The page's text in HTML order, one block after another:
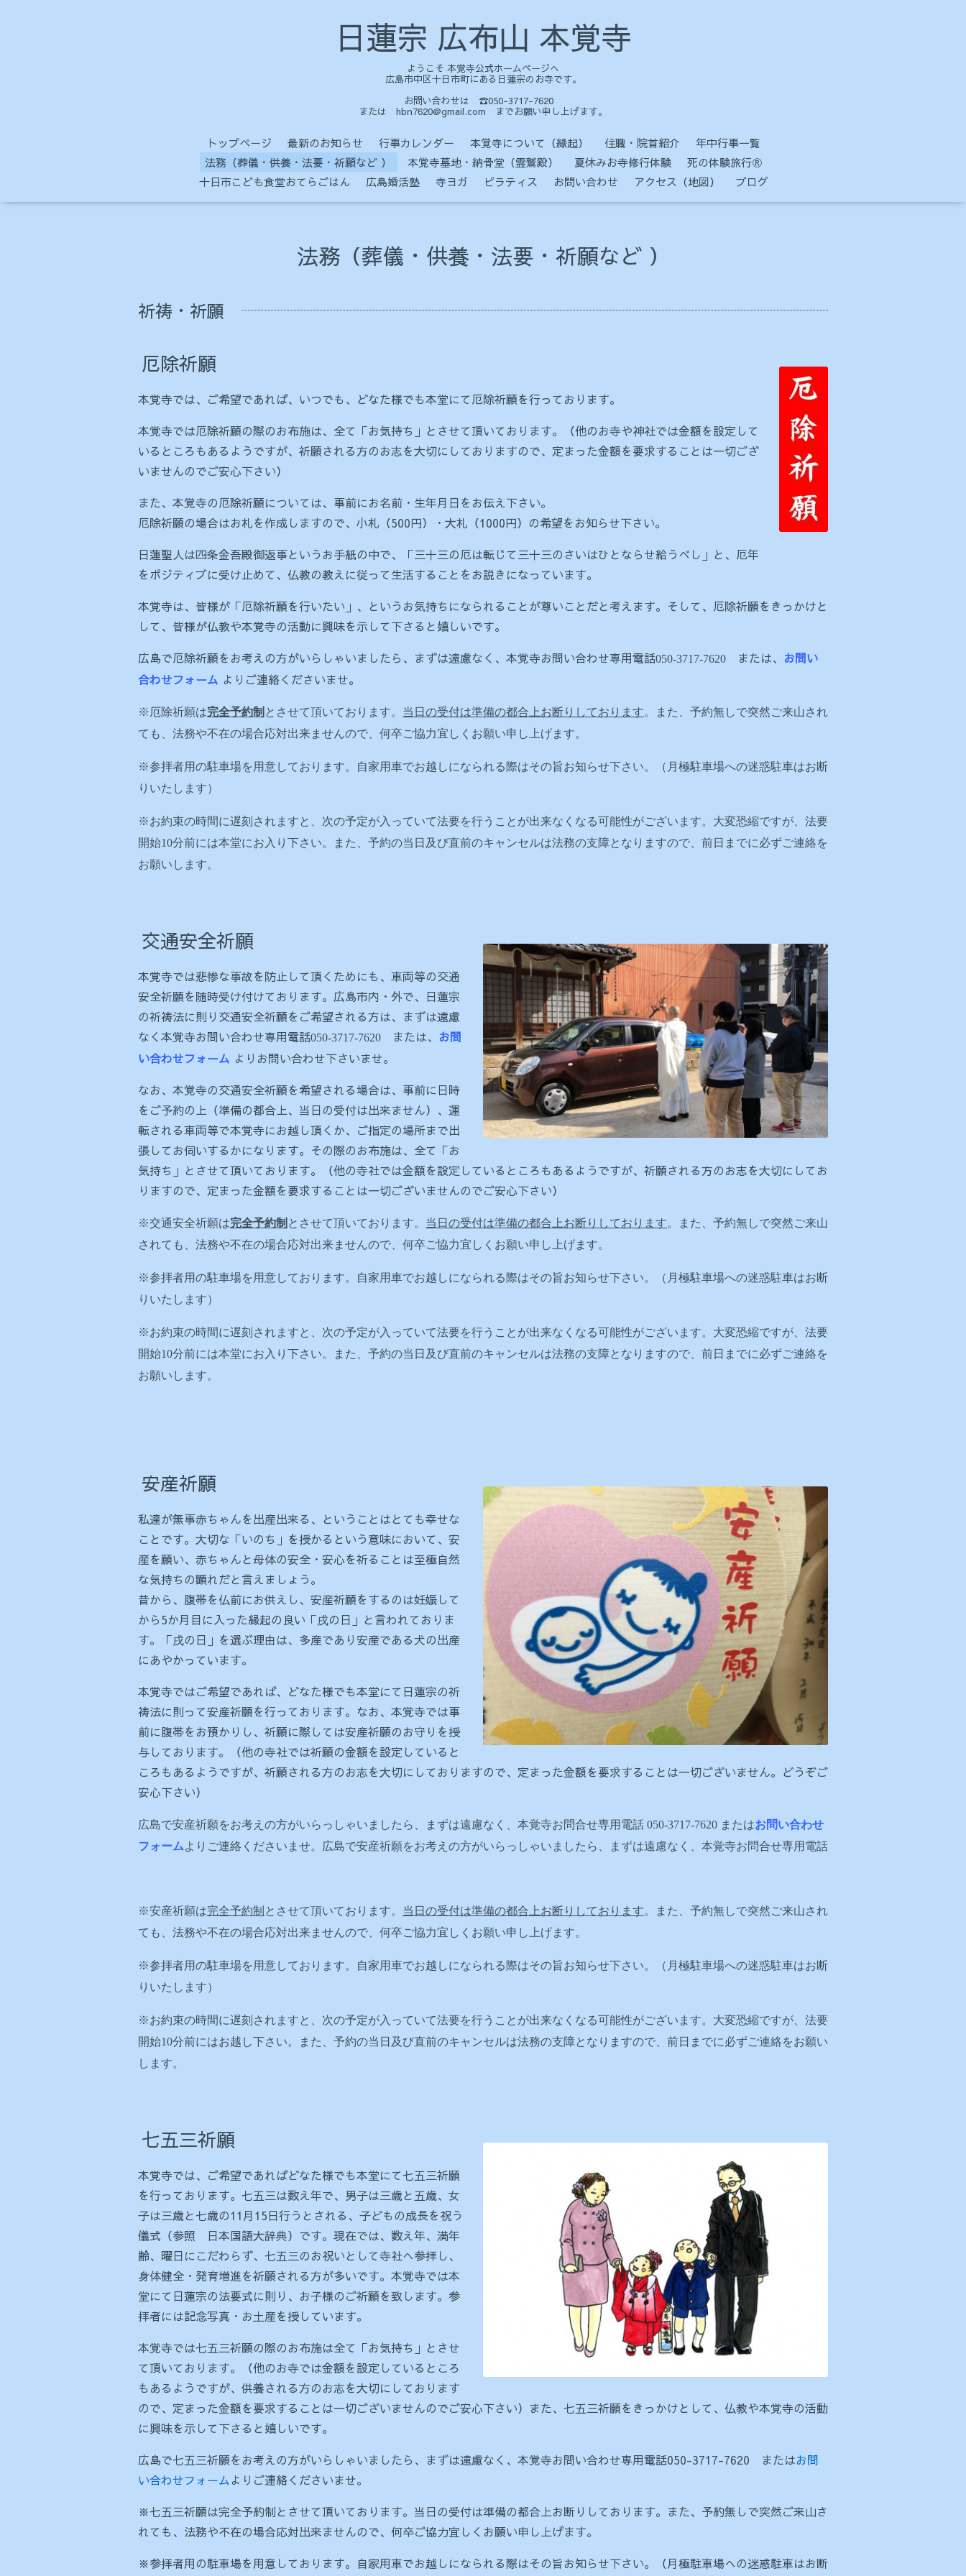
日蓮宗 広布山 本覚寺
ようこそ 本覚寺公式ホームページへ
広島市中区十日市町にある日蓮宗のお寺です。
お問い合わせは ☎050-3717-7620
または hbn7620@gmail.com までお願い申し上げます。
トップページ 最新のお知らせ 行事カレンダー 本覚寺について（縁起） 住職・院首紹介
年中行事一覧
法務（葬儀・供養・法要・祈願など ）
本覚寺墓地・納骨堂（霊鷲殿） 夏休みお寺修行体験
死の体験旅行Ⓡ
十日市こども食堂おてらごはん
広島婚活塾 寺ヨガ ピラティス お問い合わせ アクセス（地図） ブログ
法務（葬儀・供養・法要・祈願など ）
祈祷・祈願
厄除祈願
本覚寺では、ご希望であれば、いつでも、どなた様でも本堂にて厄除祈願を行っております。
本覚寺では厄除祈願の際のお布施は、全て「お気持ち」とさせて頂いております。（他のお寺や神社では金額を設定して
いるところもあるようですが、祈願される方のお志を大切にしておりますので、定まった金額を要求することは一切ござ
いませんのでご安心下さい）
また、本覚寺の厄除祈願については、事前にお名前・生年月日をお伝え下さい。
厄除祈願の場合はお札を作成しますので、小札（500円）・大札（1000円）の希望をお知らせ下さい。
日蓮聖人は四条金吾殿御返事というお手紙の中で、「三十三の厄は転じて三十三のさいはひとならせ給うべし」と、厄年
をポジティブに受け止めて、仏教の教えに従って生活することをお説きになっています。
本覚寺は、皆様が「厄除祈願を行いたい」、というお気持ちになられることが尊いことだと考えます。そして、厄除祈願をきっかけと
して、皆様が仏教や本覚寺の活動に興味を示して下さると嬉しいです。
広島で厄除祈願をお考えの方がいらしゃいましたら、まずは遠慮なく、本覚寺お問い合わせ専用電話050-3717-7620 または、 お問い
合わせフォーム よりご連絡くださいませ。
※厄除祈願は完全予約制 とさせて頂いております。 当日の受付は準備の都合上お断りしております。また、予約無しで突然ご来山され
ても、法務や不在の場合応対出来ませんので、何卒ご協力宜しくお願い申し上げます。
※参拝者用の駐車場を用意しております。自家用車でお越しになられる際はその旨お知らせ下さい。（月極駐車場への迷惑駐車はお断
りいたします）
※お約束の時間に遅刻されますと、次の予定が入っていて法要を行うことが出来なくなる可能性がございます。大変恐縮ですが、法要
開始10分前には本堂にお入り下さい。また、予約の当日及び直前のキャンセルは法務の支障となりますので、前日までに必ずご連絡を
お願いします。
交通安全祈願
本覚寺では悲惨な事故を防止して頂くためにも、車両等の交通
安全祈願を随時受け付けております。広島市内・外で、日蓮宗
の祈祷法に則り交通安全祈願をご希望される方は、まずは遠慮
なく本覚寺お問い合わせ専用電話050-3717-7620 または、 お問
い合わせフォーム よりお問い合わせ下さいませ。
なお、本覚寺の交通安全祈願を希望される場合は、事前に日時
をご予約の上（準備の都合上、当日の受付は出来ません）、運
転される車両等で本覚寺にお越し頂くか、ご指定の場所まで出
張してお伺いするかになります。その際のお布施は、全て「お
気持ち」とさせて頂いております。（他の寺社では金額を設定しているところもあるようですが、祈願される方のお志を大切にしてお
りますので、定まった金額を要求することは一切ございませんのでご安心下さい）
※交通安全祈願は完全予約制 とさせて頂いております。 当日の受付は準備の都合上お断りしております。また、予約無しで突然ご来山
されても、法務や不在の場合応対出来ませんので、何卒ご協力宜しくお願い申し上げます。
※参拝者用の駐車場を用意しております。自家用車でお越しになられる際はその旨お知らせ下さい。（月極駐車場への迷惑駐車はお断
りいたします）
※お約束の時間に遅刻されますと、次の予定が入っていて法要を行うことが出来なくなる可能性がございます。大変恐縮ですが、法要
開始10分前には本堂にお入り下さい。また、予約の当日及び直前のキャンセルは法務の支障となりますので、前日までに必ずご連絡を
お願いします。
安産祈願
私達が無事赤ちゃんを出産出来る、ということはとても幸せな
ことです。大切な「いのち」を授かるという意味において、安
産を願い、赤ちゃんと母体の安全・安心を祈ることは至極自然
な気持ちの顕れだと言えましょう。
昔から、腹帯を仏前にお供えし、安産祈願をするのは妊娠して
から5か月目に入った縁起の良い「戌の日」と言われておりま
す。「戌の日」を選ぶ理由は、多産であり安産である犬の出産
にあやかっています。
本覚寺ではご希望であれば、どなた様でも本堂にて日蓮宗の祈
祷法に則って安産祈願を行っております。なお、本覚寺では事
前に腹帯をお預かりし、祈願に際しては安産祈願のお守りを授
与しております。（他の寺社では祈願の金額を設定していると
ころもあるようですが、祈願される方のお志を大切にしておりますので、定まった金額を要求することは一切ございません。どうぞご
安心下さい）
広島で安産祈願をお考えの方がいらっしゃいましたら、まずは遠慮なく、本覚寺お問合せ専用電話 050-3717-7620 またはお問い合わせ
フォームよりご連絡くださいませ。広島で安産祈願をお考えの方がいらっしゃいましたら、まずは遠慮なく、本覚寺お問合せ専用電話
※安産祈願は完全予約制 とさせて頂いております。 当日の受付は準備の都合上お断りしております。また、予約無しで突然ご来山され
ても、法務や不在の場合応対出来ませんので、何卒ご協力宜しくお願い申し上げます。
※参拝者用の駐車場を用意しております。自家用車でお越しになられる際はその旨お知らせ下さい。（月極駐車場への迷惑駐車はお断
りいたします）
※お約束の時間に遅刻されますと、次の予定が入っていて法要を行うことが出来なくなる可能性がございます。大変恐縮ですが、法要
開始10分前にはお越し下さい。また、予約の当日及び直前のキャンセルは法務の支障となりますので、前日までに必ずご連絡をお願い
します。
七五三祈願
本覚寺では、ご希望であればどなた様でも本堂にて七五三祈願
を行っております。七五三は数え年で、男子は三歳と五歳、女
子は三歳と七歳の11月15日行うとされる、子どもの成長を祝う
儀式（参照 日本国語大辞典）です。現在では、数え年、満年
齢、曜日にこだわらず、七五三のお祝いとして寺社へ参拝し、
身体健全・発育増進を祈願される方が多いです。本覚寺では本
堂にて日蓮宗の法要式に則り、お子様のご祈願を致します。参
拝者には記念写真・お土産を授しています。
本覚寺では七五三祈願の際のお布施は全て「お気持ち」とさせ
て頂いております。（他のお寺では金額を設定しているところ
もあるようですが、供養される方のお志を大切にしております
ので、定まった金額を要求することは一切ございませんのでご安心下さい）また、七五三祈願をきっかけとして、仏教や本覚寺の活動
に興味を示して下さると嬉しいです。
広島で七五三祈願をお考えの方がいらしゃいましたら、まずは遠慮なく、本覚寺お問い合わせ専用電話050-3717-7620 またはお問
い合わせフォーム よりご連絡くださいませ。
※七五三祈願は完全予約制とさせて頂いております。当日の受付は準備の都合上お断りしております。また、予約無しで突然ご来山さ
れても、法務や不在の場合応対出来ませんので、何卒ご協力宜しくお願い申し上げます。
※参拝者用の駐車場を用意しております。自家用車でお越しになられる際はその旨お知らせ下さい。（月極駐車場への迷惑駐車はお断